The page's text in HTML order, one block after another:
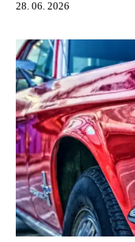
28. 06. 2026